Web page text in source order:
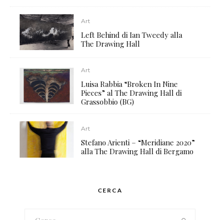
Art
Left Behind di Ian Tweedy alla
The Drawing Hall
Art
Luisa Rabbia “Broken In Nine
Pieces” al The Drawing Hall di
Grassobbio (BG)
Art
Stefano Arienti – “Meridiane 2020”
alla The Drawing Hall di Bergamo
CERCA